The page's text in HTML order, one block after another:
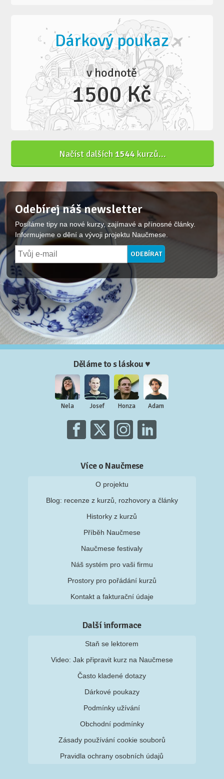
Dárkový poukaz
v hodnotě
1500 Kč
Načíst dalších1544kurzů...
Odebírej náš newsletter
Posíláme tipy na nové kurzy, zajímavé a přínosné články.
Informujeme o dění a vývoji projektu Naučmese.
Děláme to s láskou ♥
Nela Josef Honza Adam
Více o Naučmese
O projektu
Blog: recenze z kurzů, rozhovory a články
Historky z kurzů
Příběh Naučmese
Naučmese festivaly
Náš systém pro vaši firmu
Prostory pro pořádání kurzů
Kontakt a fakturační údaje
Další informace
Staň se lektorem
Video: Jak připravit kurz na Naučmese
Často kladené dotazy
Dárkové poukazy
Podmínky užívání
Obchodní podmínky
Zásady používání cookie souborů
Pravidla ochrany osobních údajů